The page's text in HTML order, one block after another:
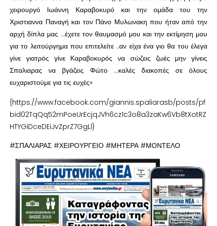
χειρουργό Ιωάννη Καραβοκυρό και την ομάδα του την
Χριστιαννα Παναγή και τον Πάνο Μυλωνακη που ήταν από την
αρχή δίπλα μας …έχετε τον θαυμασμό μου και την εκτίμηση μου
για το λειτούργημα που επιτελείτε ..αν είχα ένα γιο θα του έλεγα
γίνε γιατρός γίνε Καραβοκυρός να σώζεις ζωές μην γίνεις
Σπαλιαρας να βγάζεις Φώτο …καλές διακοπές σε όλους
ευχαριστούμε για τις ευχές»
{https://www.facebook.com/giannis.spaliarasb/posts/pf
bid02TqQq52mPoeUrEcjqJVh6cz1c3o8a3zaKw6Vb8tXotRZ
HTYGiDceDEiJvZprZ7GgLl}
#ΣΠΑΛΙΑΡΑΣ #ΧΕΙΡΟΥΡΓΕΙΟ #ΜΗΤΕΡΑ #ΜΟΝΤΕΛΟ